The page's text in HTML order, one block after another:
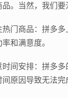
品。当然，我们要
热门商品：拼多
和满意度。
时间安排：拼多
间原因导致无法完